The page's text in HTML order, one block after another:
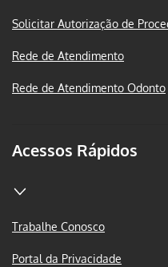
Solicitar Autorização de
Rede de Atendimento
Rede de Atendimento Odonto
Acessos Rápidos
Trabalhe Conosco
Portal da Privacidade